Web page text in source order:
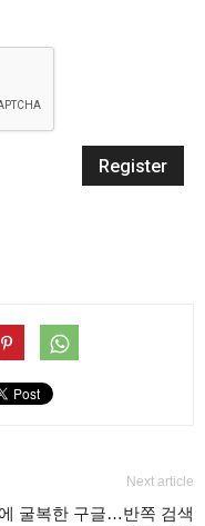
Next article
굴복한 구글…반쪽 검색